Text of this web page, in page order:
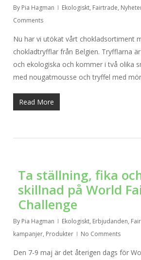
By Pia Hagman Ekologiskt, Fairtrade,
Comments
Nu har vi utökat vårt chokladsortiment
chokladtryfflar från Belgien. Tryfflarna
och ekologiska och kommer i två olika
med nougatmousse och tryffel med
Read More
Ta ställning, fika
skillnad på World
Challenge
By Pia Hagman Ekologiskt, Erbjudanden,
kampanjer, Produkter No Comments
Den 7-9 maj är det återigen dags för